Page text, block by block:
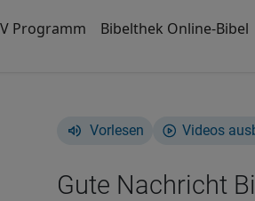
Programm Bibelthek Online-Bibel
Vorlesen Videos
Gute Nachricht